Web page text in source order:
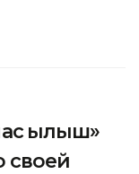
қылыш»
своей